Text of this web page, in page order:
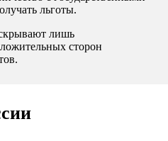
льготы.
лишь
сторон